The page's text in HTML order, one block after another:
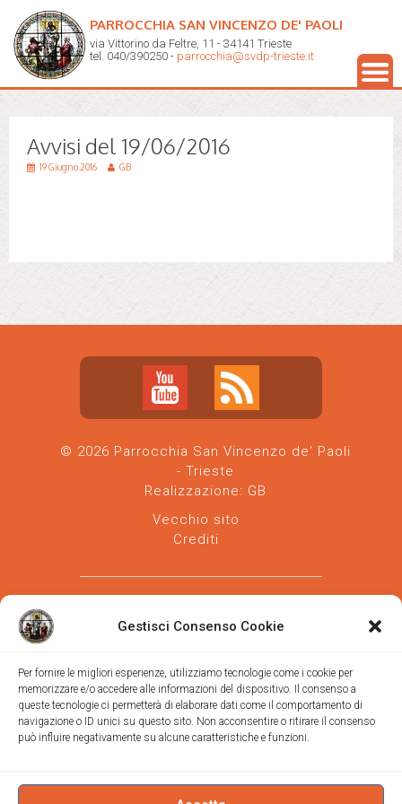
Gestisci Consenso Cookie
Per fornire le migliori esperienze, utilizziamo tecnologie come i cookie per
memorizzare e/o accedere alle informazioni del dispositivo. Il consenso a
queste tecnologie ci permetterà di elaborare dati come il comportamento di
navigazione o ID unici su questo sito. Non acconsentire o ritirare il consenso
può influire negativamente su alcune caratteristiche e funzioni.
PARROCCHIA SAN VINCENZO DE' PAOLI
via Vittorino da Feltre, 11 - 34141 Trieste
tel. 040/390250 - parrocchia@svdp-trieste.it
Avvisi del 19/06/2016
19 Giugno 2016 GB
© 2026 Parrocchia San Vincenzo de' Paoli
- Trieste
Realizzazione: GB
Vecchio sito
Crediti
Parrocchia san Vincenzo de' Paoli-Diocesi
di Trieste
via Vittorino da Feltre, 11 (chiesa)
Trieste